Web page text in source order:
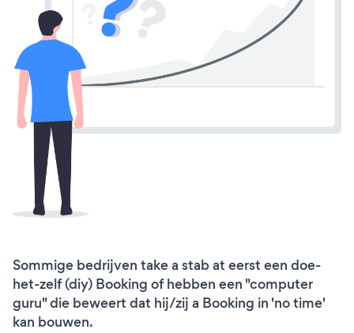
Sommige bedrijven take a stab at eerst een doe-
het-zelf (diy) Booking of hebben een "computer
guru" die beweert dat hij/zij a Booking in 'no time'
kan bouwen.